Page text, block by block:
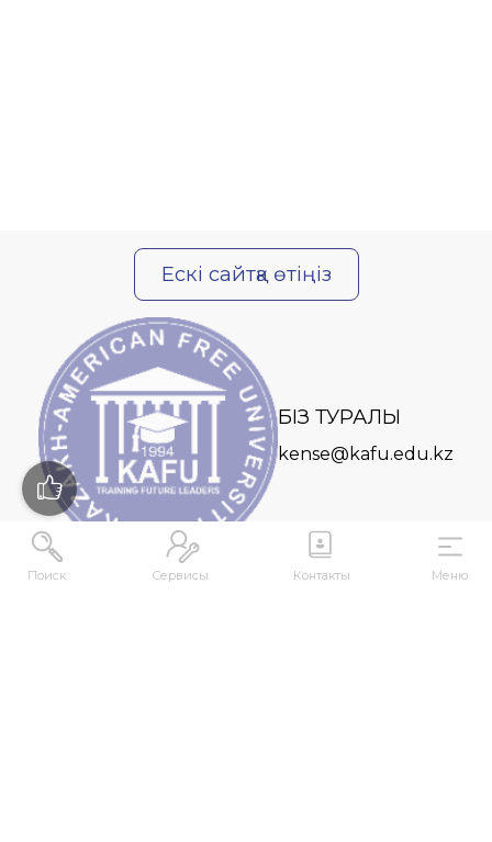
Поиск Сервисы Контакты Меню
Ескі сайтқа өтіңіз
БІЗ ТУРАЛЫ
kense@kafu.edu.kz